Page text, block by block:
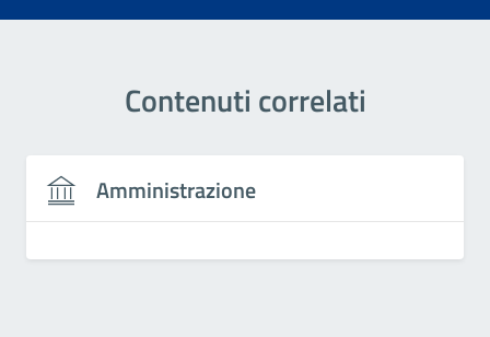
Contenuti correlati
Amministrazione